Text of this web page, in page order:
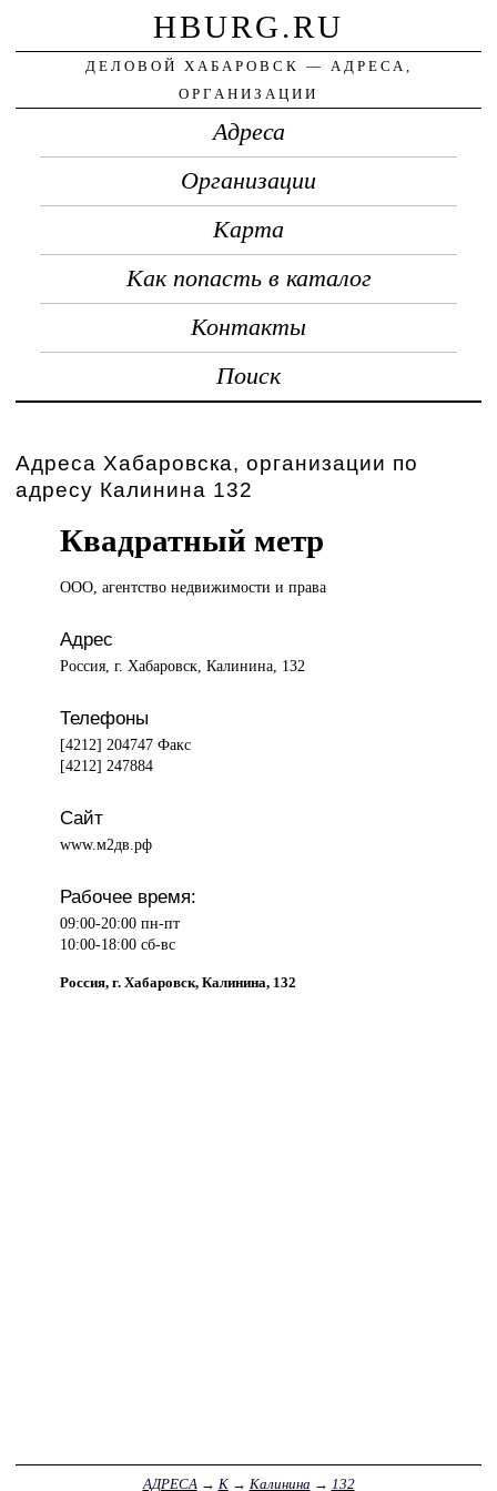
HBURG.RU
ДЕЛОВОЙ ХАБАРОВСК — АДРЕСА,
ОРГАНИЗАЦИИ
Адреса
Организации
Карта
Как попасть в каталог
Контакты
Поиск
Адреса Хабаровска, организации по
адресу Калинина 132
Квадратный метр
ООО, агентствонедвижимости и права
Адрес
Россия, г. Хабаровск, Калинина, 132
Телефоны
[4212] 204747 Факс
[4212] 247884
Сайт
www.м2дв.рф
Рабочее время:
09:00-20:00 пн-пт
10:00-18:00 сб-вс
Россия, г. Хабаровск, Калинина, 132
АДРЕСА → К→ Калинина → 132